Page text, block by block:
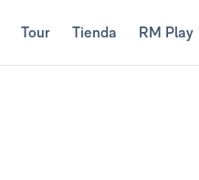
Tour Tienda RM Play